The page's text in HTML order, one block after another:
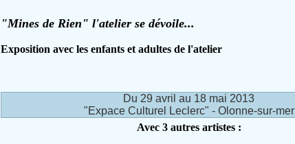
"Mines de Rien" l'atelier se dévoile...
Exposition avec les enfants et adultes de l'atelier
Du 29 avril au 18 mai 2013
"Expace Culturel Leclerc" - Olonne-sur-mer
Avec 3 autres artistes :